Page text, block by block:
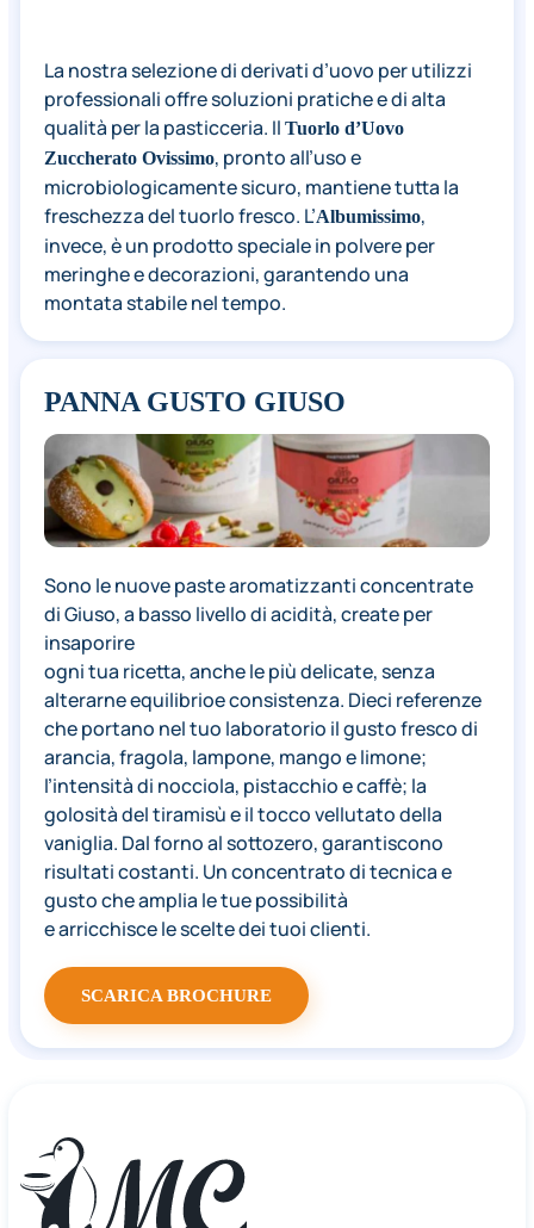
La nostra selezione di derivati d’uovo per utilizzi
professionali offre soluzioni pratiche e di alta
qualità per la pasticceria. Il Tuorlo d’Uovo
Zuccherato Ovissimo, pronto all’uso e
microbiologicamente sicuro, mantiene tutta la
freschezza del tuorlo fresco. L’Albumissimo,
invece, è un prodotto speciale in polvere per
meringhe e decorazioni, garantendo una
montata stabile nel tempo.
PANNA GUSTO GIUSO
Sono le nuove paste aromatizzanti concentrate
di Giuso, a basso livello di acidità, create per
insaporire
ogni tua ricetta, anche le più delicate, senza
alterarne equilibrioe consistenza. Dieci referenze
che portano nel tuo laboratorio il gusto fresco di
arancia, fragola, lampone, mango e limone;
l’intensità di nocciola, pistacchio e caffè; la
golosità del tiramisù e il tocco vellutato della
vaniglia. Dal forno al sottozero, garantiscono
risultati costanti. Un concentrato di tecnica e
gusto che amplia le tue possibilità
e arricchisce le scelte dei tuoi clienti.
SCARICA BROCHURE